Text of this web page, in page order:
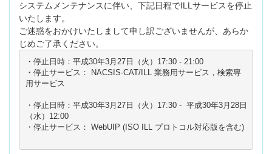
システムメンテナンスに伴い、下記日程でILLサービスを停止
いたします。
ご迷惑をおかけいたしまして申し訳ございませんが、あらか
じめご了承ください。
・停止日時：平成30年3月27日（火）17:30 - 21:00
・停止サービス： NACSIS-CAT/ILL 業務用サービス，検索専
用サービス
・停止日時：平成30年3月27日（火）17:30 -  平成30年3月28日
（水）12:00
・停止サービス： WebUIP (ISO ILL プロトコル対応版を含む)